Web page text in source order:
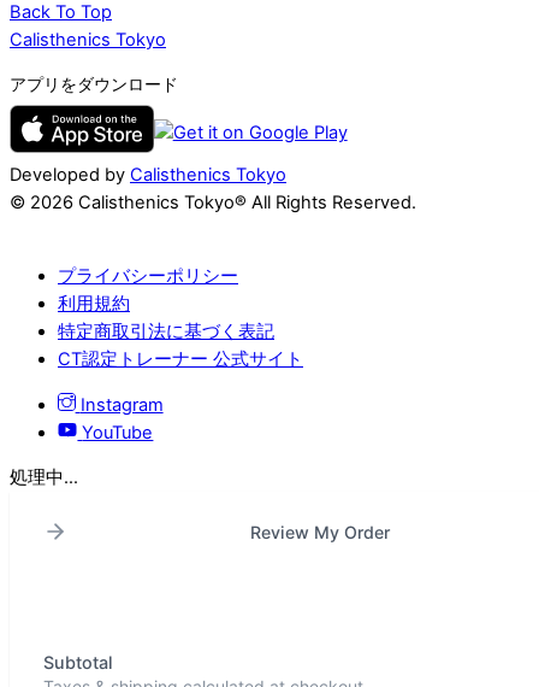
Back To Top
Calisthenics Tokyo
アプリをダウンロード
Developed by Calisthenics Tokyo
© 2026 Calisthenics Tokyo® All Rights Reserved.
プライバシーポリシー
利用規約
特定商取引法に基づく表記
CT認定トレーナー 公式サイト
Instagram
YouTube
処理中...
Review My Order
Subtotal